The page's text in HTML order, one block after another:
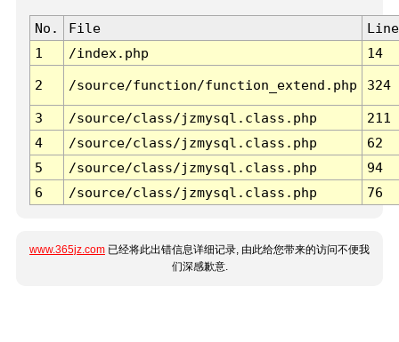
No. File
Line
1
/index.php 14
2 /source/function/function_extend.php 324
3 /source/class/jzmysql.class.php
211
4
/source/class/jzmysql.class.php
62
5
/source/class/jzmysql.class.php
94
6
/source/class/jzmysql.class.php 76
www.365jz.com 已经将此出错信息详细记录, 由此给您带来的访问不便我
们深感歉意.